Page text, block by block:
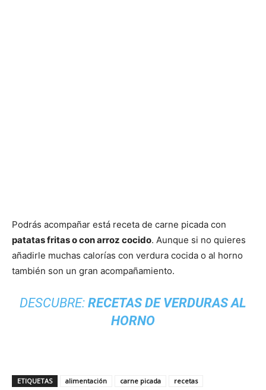
Podrás acompañar está receta de carne picada con
patatas fritas o con arroz cocido. Aunque si no quieres
añadirle muchas calorías con verdura cocida o al horno
también son un gran acompañamiento.
DESCUBRE: RECETAS DE VERDURAS AL
HORNO
ETIQUETAS alimentación carne picada recetas